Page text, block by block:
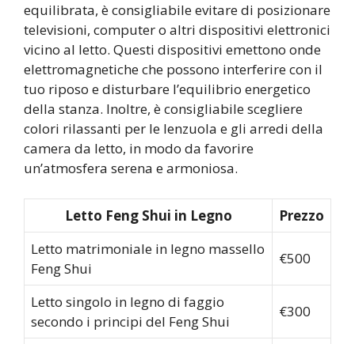
equilibrata, è consigliabile evitare di posizionare
televisioni, computer o altri dispositivi elettronici
vicino al letto. Questi dispositivi emettono onde
elettromagnetiche che possono interferire con il
tuo riposo e disturbare l’equilibrio energetico
della stanza. Inoltre, è consigliabile scegliere
colori rilassanti per le lenzuola e gli arredi della
camera da letto, in modo da favorire
un’atmosfera serena e armoniosa.
Letto Feng Shui in Legno
Prezzo
Letto matrimoniale in legno massello
Feng Shui
€500
Letto singolo in legno di faggio
secondo i principi del Feng Shui
€300